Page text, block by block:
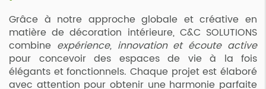
Grâce à notre approche globale et créative en
matière de décoration intérieure, C&C SOLUTIONS
combine expérience, innovation et écoute active
pour concevoir des espaces de vie à la fois
élégants et fonctionnels. Chaque projet est élaboré
avec attention pour obtenir une harmonie parfaite